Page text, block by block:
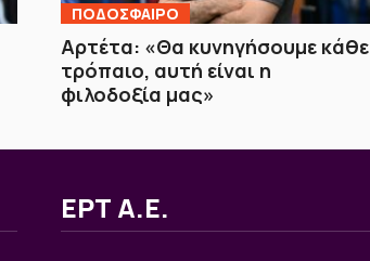
ΠΟΔΟΣΦΑΙΡΟ
Αρτέτα: «Θα κυνηγήσουμε κάθε
τρόπαιο, αυτή είναι η
φιλοδοξία μας»
ΕΡΤ Α.Ε.